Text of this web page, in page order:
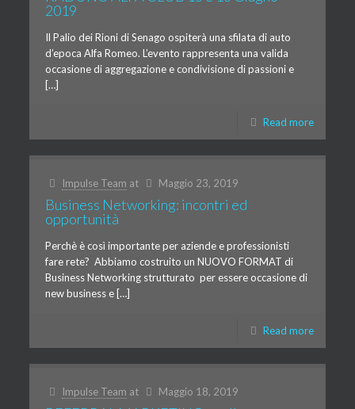
2019
Il Palio dei Rioni di Senago ospiterà una sfilata di auto
d’epoca Alfa Romeo. L’evento rappresenta una valida
occasione di aggregazione e condivisione di passioni e
[…]
Read more
Impulse Team at Maggio 23, 2019
Business Networking: incontri ed
opportunità
Perchè è così importante per aziende e professionisti
fare rete? Abbiamo costruito un NUOVO FORMAT di
Business Networking strutturato per essere occasione di
new business e […]
Read more
Impulse Team at Maggio 18, 2019